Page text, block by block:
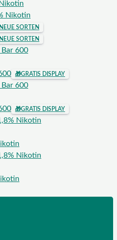
Nikotin
NEUE SORTEN
NEUE SORTEN
600
🎁GRATIS DISPLAY
600
🎁GRATIS DISPLAY
Nikotin
Nikotin